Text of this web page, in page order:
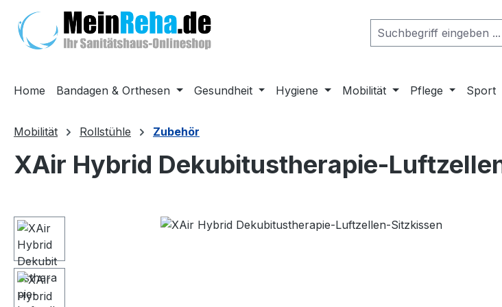
Hauptinhalt springen
Zur Suche springen
Zur Hauptnavigation springen
Home Bandagen & Orthesen Gesundheit Hygiene Mobilität Pflege Sport
Mobilität Rollstühle Zubehör
XAir Hybrid Dekubitustherapie-
Bildergalerie überspringen